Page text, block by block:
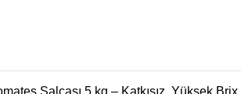
Salçası 5 kg – Katkısız, Yüksek Brix